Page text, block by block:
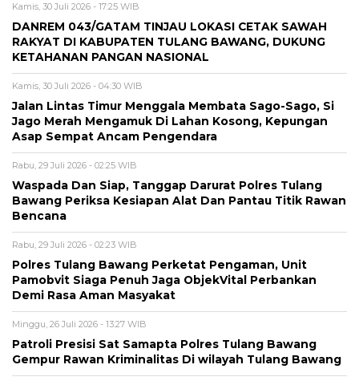
Kamis, 30 Juli 2026 - 17:25 WIB
DANREM 043/GATAM TINJAU LOKASI CETAK SAWAH
RAKYAT DI KABUPATEN TULANG BAWANG, DUKUNG
KETAHANAN PANGAN NASIONAL
Kamis, 30 Juli 2026 - 04:30 WIB
Jalan Lintas Timur Menggala Membata Sago-Sago, Si
Jago Merah Mengamuk Di Lahan Kosong, Kepungan
Asap Sempat Ancam Pengendara
Rabu, 29 Juli 2026 - 02:25 WIB
Waspada Dan Siap, Tanggap Darurat Polres Tulang
Bawang Periksa Kesiapan Alat Dan Pantau Titik Rawan
Bencana
Rabu, 29 Juli 2026 - 02:23 WIB
Polres Tulang Bawang Perketat Pengaman, Unit
Pamobvit Siaga Penuh Jaga ObjekVital Perbankan
Demi Rasa Aman Masyakat
Minggu, 26 Juli 2026 - 13:27 WIB
Patroli Presisi Sat Samapta Polres Tulang Bawang
Gempur Rawan Kriminalitas Di wilayah Tulang Bawang